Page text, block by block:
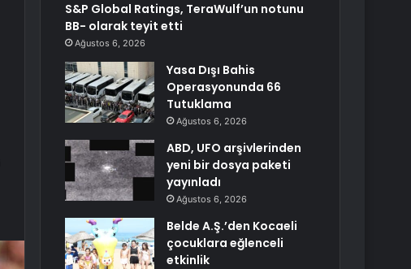
S&P Global Ratings, TeraWulf’un notunu
BB- olarak teyit etti
Ağustos 6, 2026
Yasa Dışı Bahis
Operasyonunda 66
Tutuklama
Ağustos 6, 2026
ABD, UFO arşivlerinden
yeni bir dosya paketi
yayınladı
Ağustos 6, 2026
Belde A.Ş.’den Kocaeli
çocuklara eğlenceli
etkinlik